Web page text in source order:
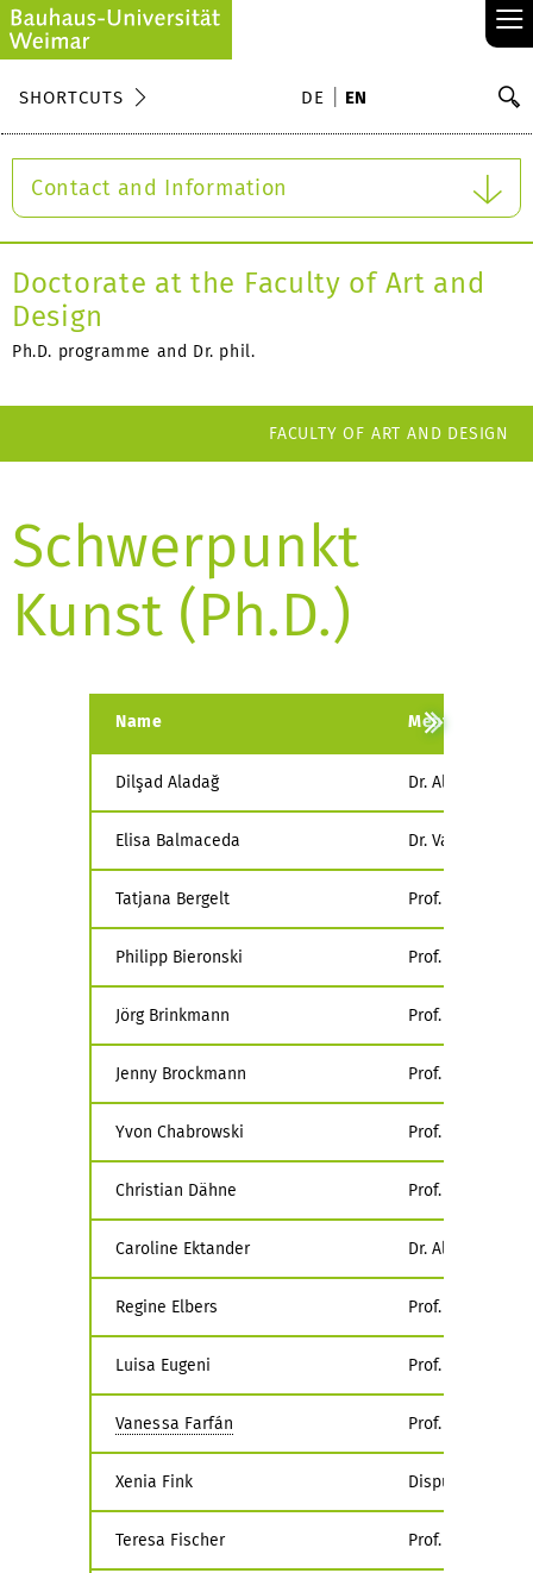
≡
SHORTCUTS DE EN
Contact and Information
Doctorate at the Faculty of Art and
Design
Ph.D. programme and Dr. phil.
FACULTY OF ART AND DESIGN
Schwerpunkt
Kunst (Ph.D.)
Name Mentoren
Dilşad Aladağ Dr. Alexandra
Elisa Balmaceda Dr. Valentina
Tatjana Bergelt Prof. Dr.
Philipp Bieronski Prof. Dr. Jan
Jörg Brinkmann Prof. Dr.
Jenny Brockmann Prof. Dr.
Yvon Chabrowski Prof. Dr.
Christian Dähne Prof. Dr. Rolf
Caroline Ektander Dr. Alexandra
Regine Elbers Prof. Dr.
Luisa Eugeni Prof. Dr.-Ing.
Vanessa Farfán Prof. Dr.
Xenia Fink Disputation
Teresa Fischer Prof. Mag. Dr.